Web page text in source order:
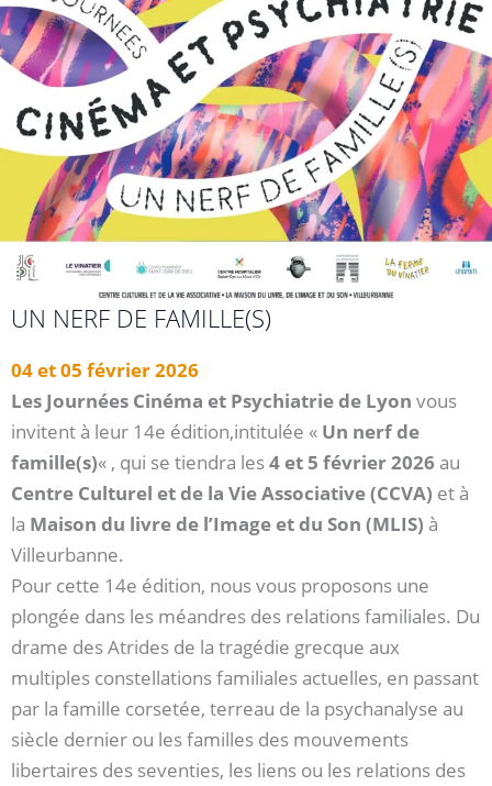
UN NERF DE FAMILLE(S)
04 et 05 février 2026
Les Journées Cinéma et Psychiatrie de Lyon vous
invitent à leur 14e édition,intitulée « Un nerf de
famille(s)« , qui se tiendra les4 et 5 février 2026 au
Centre Culturel et de la Vie Associative (CCVA) et à
la Maison du livre de l’Image et du Son (MLIS) à
Villeurbanne.
Pour cette 14e édition, nous vous proposons une
plongée dans les méandres des relations familiales. Du
drame des Atrides de la tragédie grecque aux
multiples constellations familiales actuelles, en passant
par la famille corsetée, terreau de la psychanalyse au
siècle dernier ou les familles des mouvements
libertaires des seventies, les liens ou les relations des